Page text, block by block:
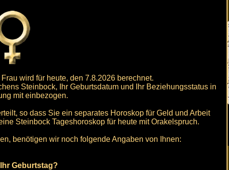
wird für heute, den 7.8.2026 berechnet.
Steinbock, Ihr Geburtsdatum und Ihr Beziehungsstatus in
mit einbezogen.
so dass Sie ein separates Horoskop für Geld und Arbeit
Steinbock Tageshoroskop für heute mit Orakelspruch.
benötigen wir noch folgende Angaben von Ihnen:
Geburtstag?